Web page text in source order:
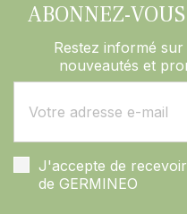
ABONNEZ-
Restez informé
nouveautés et
J'accepte de
de GERMINEO